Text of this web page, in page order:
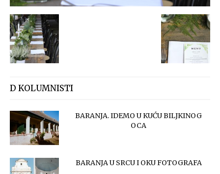
D KOLUMNISTI
BARANJA. IDEMO U KUĆU BILJKINOG
OCA
BARANJA U SRCU I OKU FOTOGRAFA